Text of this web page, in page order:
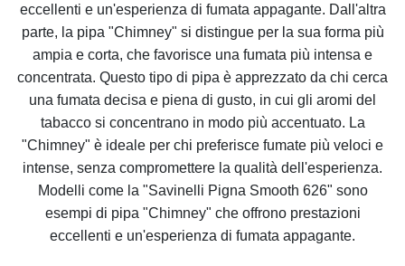
eccellenti e un'esperienza di fumata appagante. Dall'altra
parte, la pipa "Chimney" si distingue per la sua forma più
ampia e corta, che favorisce una fumata più intensa e
concentrata. Questo tipo di pipa è apprezzato da chi cerca
una fumata decisa e piena di gusto, in cui gli aromi del
tabacco si concentrano in modo più accentuato. La
"Chimney" è ideale per chi preferisce fumate più veloci e
intense, senza compromettere la qualità dell'esperienza.
Modelli come la "Savinelli Pigna Smooth 626" sono
esempi di pipa "Chimney" che offrono prestazioni
eccellenti e un'esperienza di fumata appagante.